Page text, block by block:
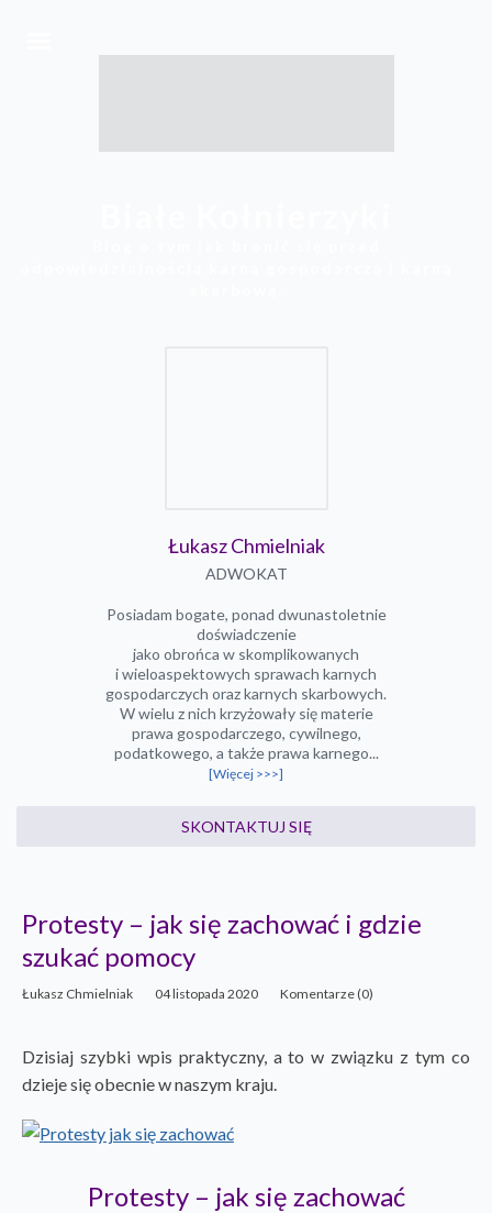
Łukasz Chmielniak
ADWOKAT
Posiadam bogate, ponad dwunastoletnie
doświadczenie
jako obrońca w skomplikowanych
i wieloaspektowych sprawach karnych
gospodarczych oraz karnych skarbowych.
W wielu z nich krzyżowały się materie
prawa gospodarczego, cywilnego,
podatkowego, a także prawa karnego...
[Więcej >>>]
SKONTAKTUJ SIĘ
Protesty – jak się zachować i gdzie
szukać pomocy
Łukasz Chmielniak 04 listopada 2020 Komentarze (0)
Dzisiaj szybki wpis praktyczny, a to w związku z tym co
dzieje się obecnie w naszym kraju.
Protesty – jak się zachować